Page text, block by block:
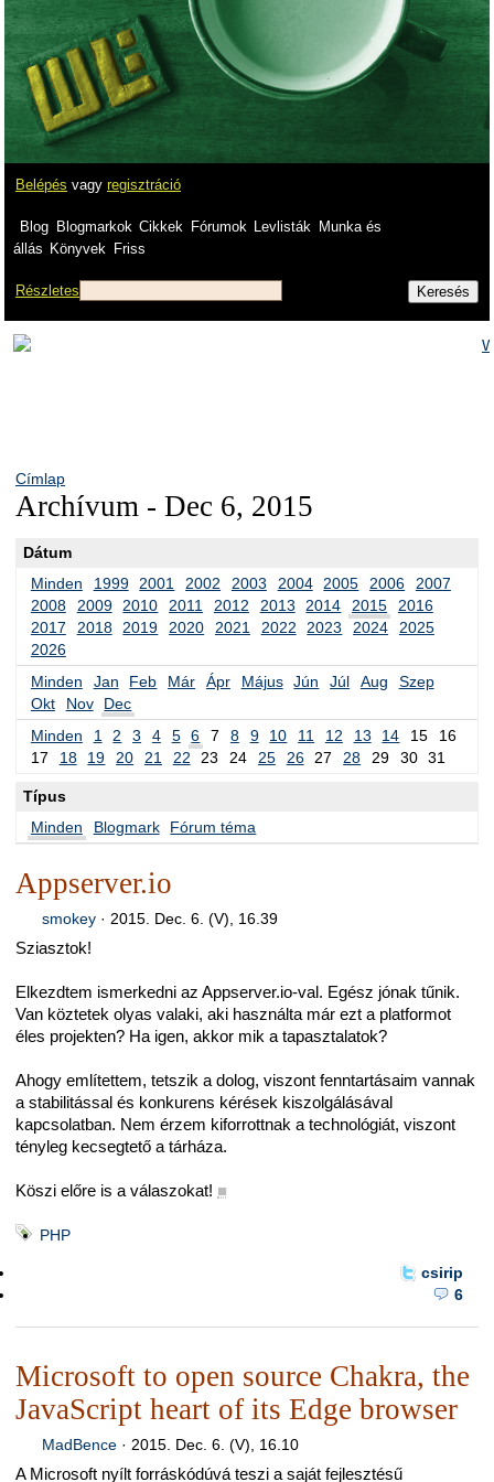
Belépés vagy regisztráció
Blog Blogmarkok Cikkek Fórumok Levlisták
Munka és
állás Könyvek Friss
Részletes
Címlap
Archívum - Dec 6, 2015
Dátum
Minden
1999 2001 2002 2003 2004 2005 2006
2007
2008
2009 2010 2011 2012 2013 2014 2015
2016
2017
2018 2019 2020 2021 2022 2023 2024
2025
2026
Minden
Jan Feb Már Ápr Május Jún Júl Aug
Szep
Okt
Nov
Dec
Minden
1 2 3 4 5 6 7 8 9 10 11 12 13 14 15
16
17
18 19 20 21 22 23 24 25 26 27 28 29 30 31
Típus
Minden
Blogmark Fórum téma
Appserver.io
smokey· 2015. Dec. 6. (V), 16.39
Sziasztok!
Elkezdtem ismerkedni az Appserver.io-val. Egész jónak tűnik.
Van köztetek olyas valaki, aki használta már ezt a platformot
éles projekten? Ha igen, akkor mik a tapasztalatok?
Ahogy említettem, tetszik a dolog, viszont fenntartásaim vannak
a stabilitással és konkurens kérések kiszolgálásával
kapcsolatban. Nem érzem kiforrottnak a technológiát, viszont
tényleg kecsegtető a tárháza.
Köszi előre is a válaszokat! ■
PHP
csirip
6
Microsoft to open source Chakra, the
JavaScript heart of its Edge browser
MadBence· 2015. Dec. 6. (V), 16.10
A Microsoft nyílt forráskódúvá teszi a saját fejlesztésű